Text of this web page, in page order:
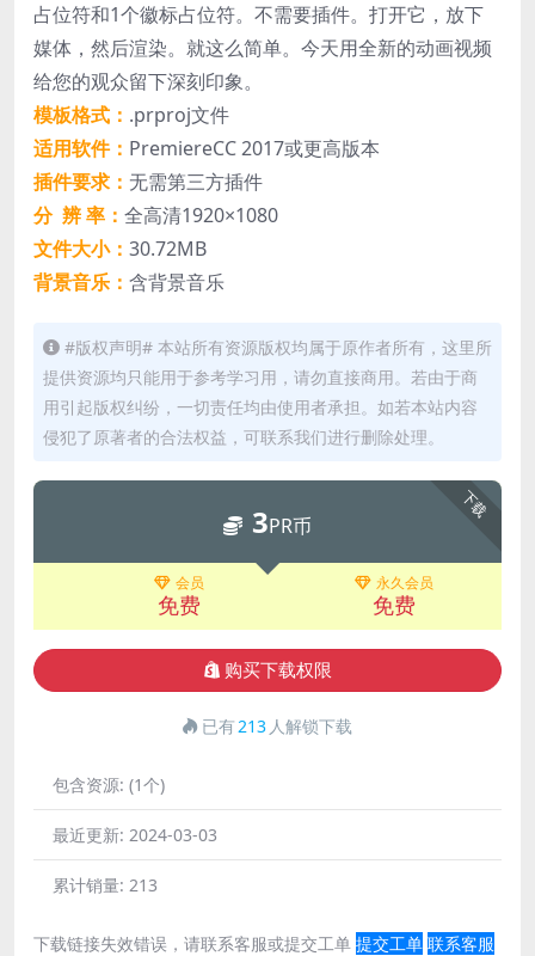
占位符和1个徽标占位符。不需要插件。打开它，放下
媒体，然后渲染。就这么简单。今天用全新的动画视频
给您的观众留下深刻印象。
模板格式： .prproj文件
适用软件： PremiereCC 2017或更高版本
插件要求： 无需第三方插件
分 辨 率： 全高清1920×1080
文件大小： 30.72MB
背景音乐： 含背景音乐
#版权声明# 本站所有资源版权均属于原作者所有，这里所
提供资源均只能用于参考学习用，请勿直接商用。若由于商
用引起版权纠纷，一切责任均由使用者承担。如若本站内容
侵犯了原著者的合法权益，可联系我们进行删除处理。
下载
3PR币
会员
免费
永久会员
免费
购买下载权限
已有213 人解锁下载
包含资源: (1个)
最近更新: 2024-03-03
累计销量: 213
下载链接失效错误，请联系客服或提交工单 提交工单 联系客服